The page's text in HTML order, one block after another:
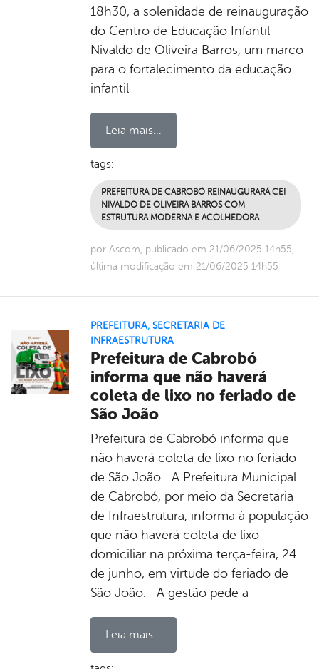
18h30, a solenidade de reinauguração
do Centro de Educação Infantil
Nivaldo de Oliveira Barros, um marco
para o fortalecimento da educação
infantil
Leia mais...
tags:
PREFEITURA DE CABROBÓ REINAUGURARÁ CEI
NIVALDO DE OLIVEIRA BARROS COM
ESTRUTURA MODERNA E ACOLHEDORA
por Ascom, publicado em 21/06/2025 14h55,
última modificação em 21/06/2025 14h55
PREFEITURA, SECRETARIA DE
INFRAESTRUTURA
Prefeitura de Cabrobó
informa que não haverá
coleta de lixo no feriado de
São João
Prefeitura de Cabrobó informa que
não haverá coleta de lixo no feriado
de São João A Prefeitura Municipal
de Cabrobó, por meio da Secretaria
de Infraestrutura, informa à população
que não haverá coleta de lixo
domiciliar na próxima terça-feira, 24
de junho, em virtude do feriado de
São João. A gestão pede a
Leia mais...